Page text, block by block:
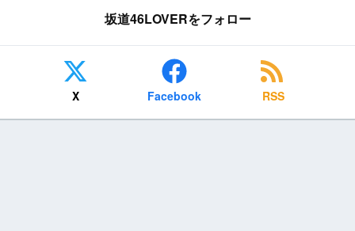
坂道46LOVERをフォロー
X Facebook RSS